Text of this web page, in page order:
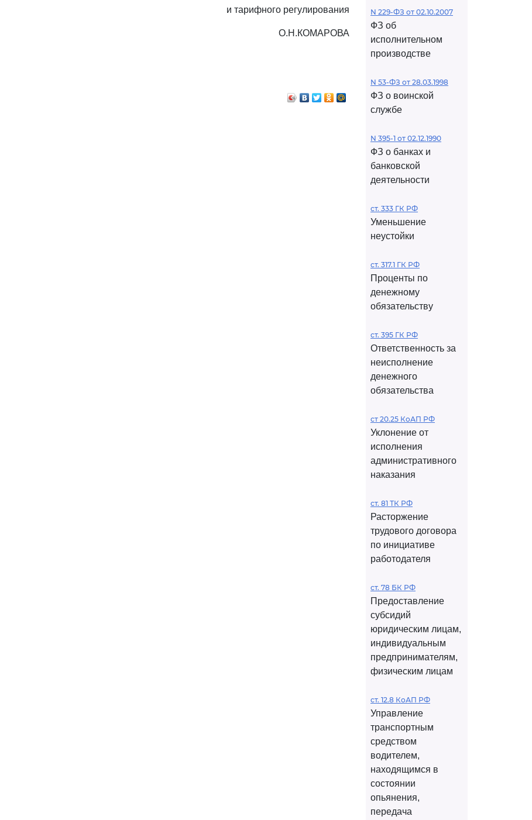
и тарифного регулирования
О.Н.КОМАРОВА
N 229-ФЗ от 02.10.2007
ФЗ об
исполнительном
производстве
N 53-ФЗ от 28.03.1998
ФЗ о воинской
службе
N 395-1 от 02.12.1990
ФЗ о банках и
банковской
деятельности
ст. 333 ГК РФ
Уменьшение
неустойки
ст. 317.1 ГК РФ
Проценты по
денежному
обязательству
ст. 395 ГК РФ
Ответственность за
неисполнение
денежного
обязательства
ст 20.25 КоАП РФ
Уклонение от
исполнения
административного
наказания
ст. 81 ТК РФ
Расторжение
трудового договора
по инициативе
работодателя
ст. 78 БК РФ
Предоставление
субсидий
юридическим лицам,
индивидуальным
предпринимателям,
физическим лицам
ст. 12.8 КоАП РФ
Управление
транспортным
средством
водителем,
находящимся в
состоянии
опьянения,
передача